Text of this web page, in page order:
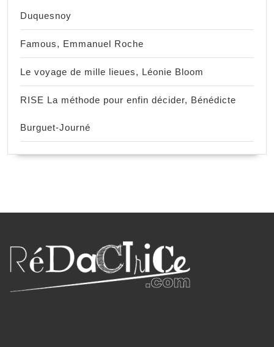
Duquesnoy
Famous, Emmanuel Roche
Le voyage de mille lieues, Léonie Bloom
RISE La méthode pour enfin décider, Bénédicte
Burguet-Journé